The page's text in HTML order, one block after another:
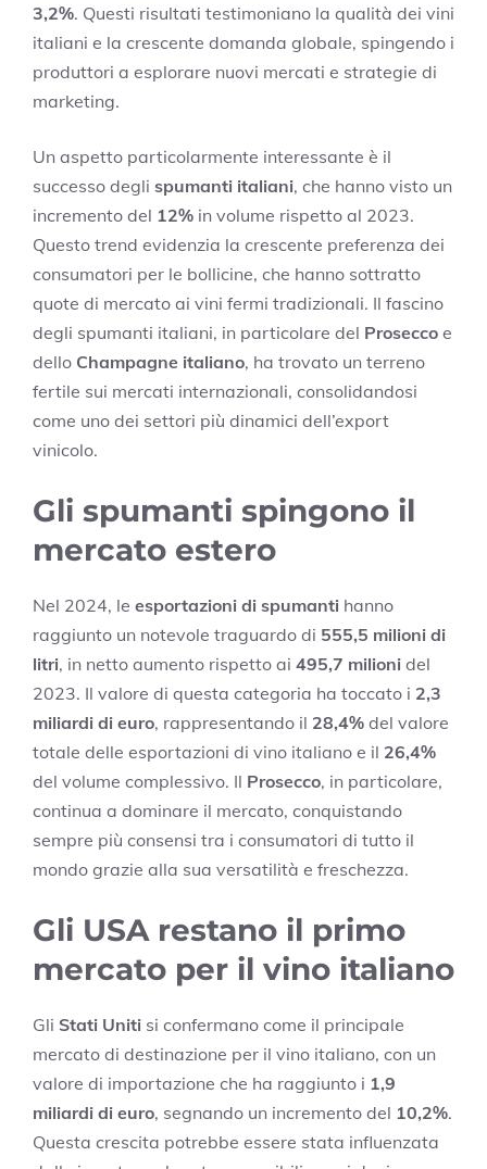
3,2%. Questi risultati testimoniano la qualità dei vini
italiani e la crescente domanda globale, spingendo i
produttori a esplorare nuovi mercati e strategie di
marketing.
Un aspetto particolarmente interessante è il
successo degli spumanti italiani, che hanno visto un
incremento del 12% in volume rispetto al 2023.
Questo trend evidenzia la crescente preferenza dei
consumatori per le bollicine, che hanno sottratto
quote di mercato ai vini fermi tradizionali. Il fascino
degli spumanti italiani, in particolare del Prosecco e
dello Champagne italiano, ha trovato un terreno
fertile sui mercati internazionali, consolidandosi
come uno dei settori più dinamici dell’export
vinicolo.
Gli spumanti spingono il
mercato estero
Nel 2024, le esportazioni di spumanti hanno
raggiunto un notevole traguardo di 555,5 milioni di
litri, in netto aumento rispetto ai 495,7 milioni del
2023. Il valore di questa categoria ha toccato i 2,3
miliardi di euro, rappresentando il 28,4% del valore
totale delle esportazioni di vino italiano e il 26,4%
del volume complessivo. Il Prosecco, in particolare,
continua a dominare il mercato, conquistando
sempre più consensi tra i consumatori di tutto il
mondo grazie alla sua versatilità e freschezza.
Gli USA restano il primo
mercato per il vino italiano
Gli Stati Uniti si confermano come il principale
mercato di destinazione per il vino italiano, con un
valore di importazione che ha raggiunto i 1,9
miliardi di euro, segnando un incremento del 10,2%.
Questa crescita potrebbe essere stata influenzata